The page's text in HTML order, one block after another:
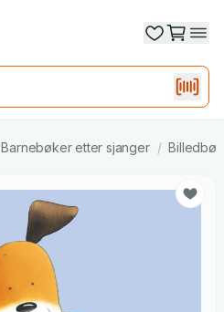
Barnebøker etter sjanger /